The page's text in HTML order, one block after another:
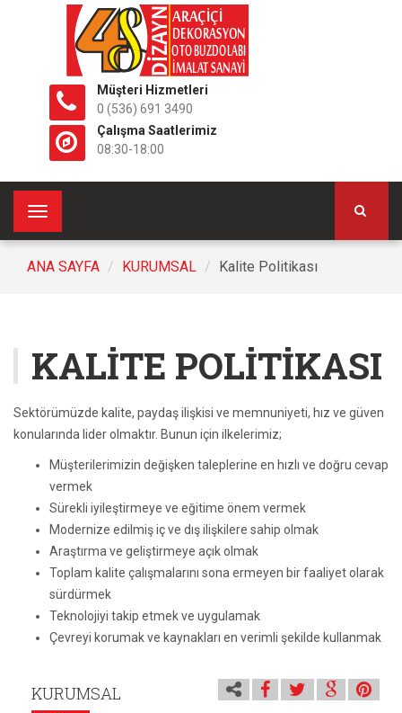
Müşteri Hizmetleri
0 (536) 691 3490
Çalışma Saatlerimiz
08:30-18:00
Toggle
navigation
ANA SAYFA KURUMSAL Kalite Politikası
KALITE POLITIKASI
Sektörümüzde kalite, paydaş ilişkisi ve memnuniyeti, hız ve güven
konularında lider olmaktır. Bunun için ilkelerimiz;
Müşterilerimizin değişken taleplerine en hızlı ve doğru cevap
vermek
Sürekli iyileştirmeye ve eğitime önem vermek
Modernize edilmiş iç ve dış ilişkilere sahip olmak
Araştırma ve geliştirmeye açık olmak
Toplam kalite çalışmalarını sona ermeyen bir faaliyet olarak
sürdürmek
Teknolojiyi takip etmek ve uygulamak
Çevreyi korumak ve kaynakları en verimli şekilde kullanmak
KURUMSAL